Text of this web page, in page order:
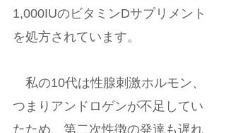
1,000IUのビタミンDサプリメント
を処方されています。
私の10代は性腺刺激ホルモン、
つまりアンドロゲンが不足してい
たため、第二次性徴の発達も遅れ